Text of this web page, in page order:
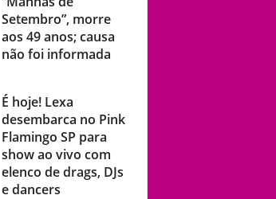
Setembro”, morre
aos 49 anos; causa
não foi informada
É hoje! Lexa
desembarca no Pink
Flamingo SP para
show ao vivo com
elenco de drags, DJs
e dancers